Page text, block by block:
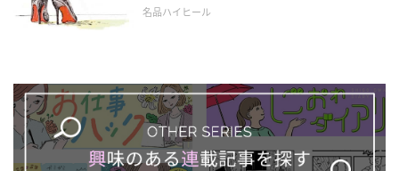
名品ハイヒール